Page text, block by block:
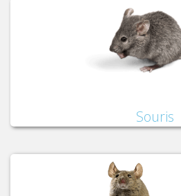
Souris